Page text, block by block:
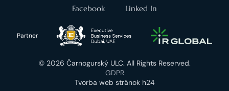
Facebook Linked In
Partner
© 2026 Čarnogurský ULC. All Rights Reserved.
GDPR
Tvorba web stránok h24